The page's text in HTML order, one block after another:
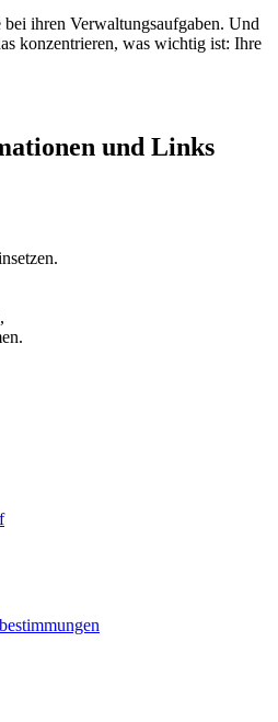
ihren Verwaltungsaufgaben. Und
konzentrieren, was wichtig ist: Ihre
und Links
,